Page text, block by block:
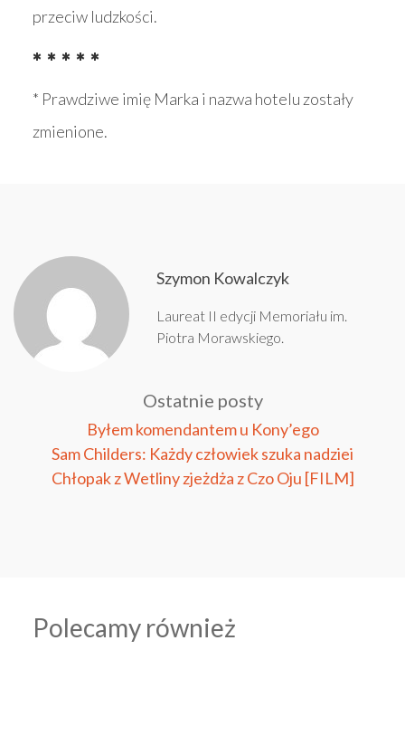
przeciw ludzkości.
* * * * *
* Prawdziwe imię Marka i nazwa hotelu zostały
zmienione.
Szymon Kowalczyk
Laureat II edycji Memoriału im.
Piotra Morawskiego.
Ostatnie posty
Byłem komendantem u Kony’ego
Sam Childers: Każdy człowiek szuka nadziei
Chłopak z Wetliny zjeżdża z Czo Oju [FILM]
Polecamy również